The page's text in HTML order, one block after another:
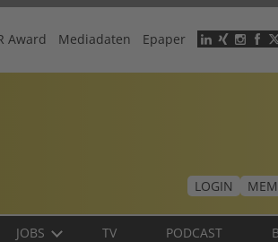
Header
menu
Award Mediadaten Epaper
LOGIN
JOBS TV PODCAST